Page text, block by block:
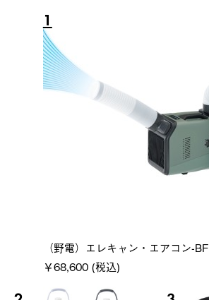
1
（野電）エレキャン・エアコン-BF
￥68,600 (税込)